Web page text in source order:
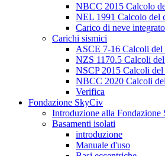
NBCC 2015 Calcolo
NEL 1991 Calcolo del
Carico di neve
Carichi sismici
ASCE 7-16 Calcoli del
NZS 1170.5 Calcoli
NSCP 2015 Calcoli
NBCC 2020 Calcoli
Verifica
Fondazione SkyCiv
Introduzione alla Fondazione
Basamenti isolati
introduzione
Manuale d'uso